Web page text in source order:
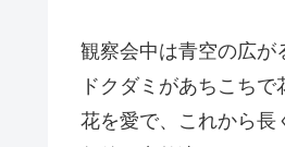
観察会中は青空の広が
ドクダミがあちこち
花を愛で、これから長